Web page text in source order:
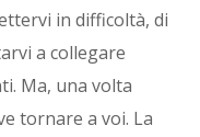
in difficoltà, di
a collegare
Ma, una volta
tornare a voi. La